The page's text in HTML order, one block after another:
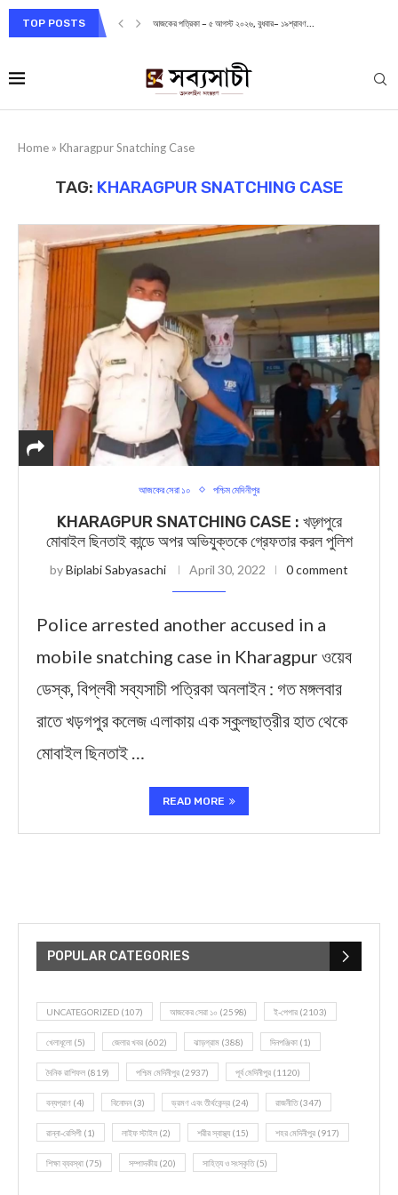
TOP POSTS আজকের পত্রিকা – ৫ আগস্ট ২০২৬, বুধবার– ১৯শ্রাবণ...
Home » Kharagpur Snatching Case
TAG: KHARAGPUR SNATCHING CASE
আজকের সেরা ১০ পশ্চিম মেদিনীপুর
KHARAGPUR SNATCHING CASE : খড়্গপুরে
মোবাইল ছিনতাই কান্ডে অপর অভিযু্ক্তকে গ্রেফতার করল পুলিশ
byBiplabi Sabyasachi April 30, 2022 0 comment
Police arrested another accused in a
mobile snatching case in Kharagpur ওয়েব
ডেস্ক, বিপ্লবী সব্যসাচী পত্রিকা অনলাইন : গত মঙ্গলবার
রাতে খড়গপুর কলেজ এলাকায় এক স্কুলছাত্রীর হাত থেকে
মোবাইল ছিনতাই …
READ MORE
POPULAR CATEGORIES
UNCATEGORIZED (107) আজকের সেরা ১০ (2598) ই-পেপার (2103)
খেলাধূলো (5) জেলার খবর (602) ঝাড়গ্রাম (388) দিনপঞ্জিকা (1)
দৈনিক রাশিফল (819) পশ্চিম মেদিনীপুর (2937) পূর্ব মেদিনীপুর (1120)
বন্যপ্রাণ (4) বিনোদন(3) ভ্রমণ এবং তীর্থকেন্দ্র (24) রাজনীতি(347)
রান্না-রেসিপী (1) লাইফ স্টাইল (2) শরীর স্বাস্থ্য (15) শহর মেদিনীপুর (917)
শিক্ষা ব্যবস্থা (75) সম্পাদকীয় (20) সাহিত্য ও সংস্কৃতি(5)